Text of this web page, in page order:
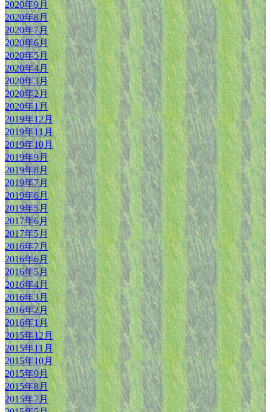
2020年9月
2020年8月
2020年7月
2020年6月
2020年5月
2020年4月
2020年3月
2020年2月
2020年1月
2019年12月
2019年11月
2019年10月
2019年9月
2019年8月
2019年7月
2019年6月
2019年5月
2017年6月
2017年5月
2016年7月
2016年6月
2016年5月
2016年4月
2016年3月
2016年2月
2016年1月
2015年12月
2015年11月
2015年10月
2015年9月
2015年8月
2015年7月